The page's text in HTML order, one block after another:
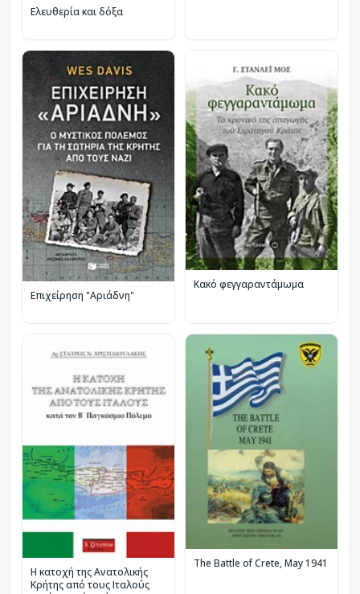
Ελευθερία και δόξα
Επιχείρηση "Αριάδνη"
Κακό φεγγαραντάμωμα
Η κατοχή της Ανατολικής
Κρήτης από τους Ιταλούς
The Battle of Crete, May 1941